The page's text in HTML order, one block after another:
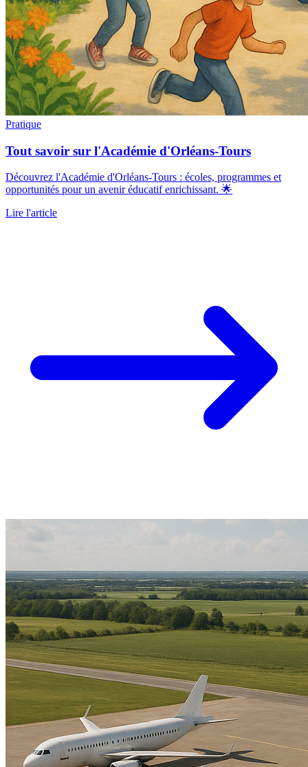
Pratique
Tout savoir sur l'Académie d'Orléans-Tours
Découvrez l'Académie d'Orléans-Tours : écoles, programmes et
opportunités pour un avenir éducatif enrichissant. 🌟
Lire l'article